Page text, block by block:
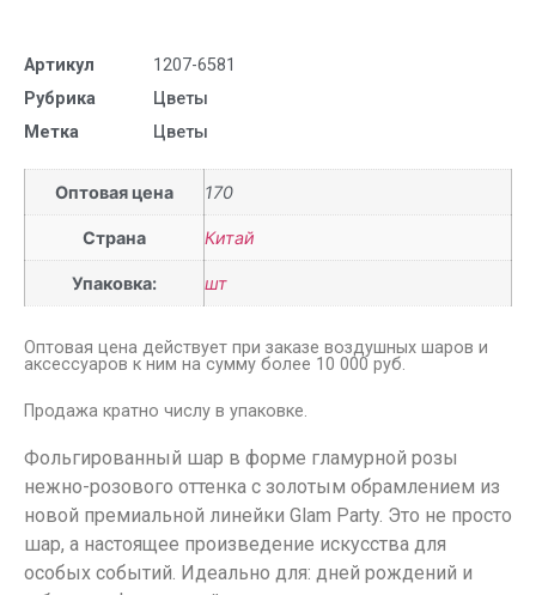
Артикул
1207-6581
Рубрика
Цветы
Метка
Цветы
Оптовая цена 170
Страна Китай
Упаковка: шт
Оптовая цена действует при заказе воздушных шаров и
аксессуаров к ним на сумму более 10 000 руб.
Продажа кратно числу в упаковке.
Фольгированный шар в форме гламурной розы
нежно-розового оттенка с золотым обрамлением из
новой премиальной линейки Glam Party. Это не просто
шар, а настоящее произведение искусства для
особых событий. Идеально для: дней рождений и